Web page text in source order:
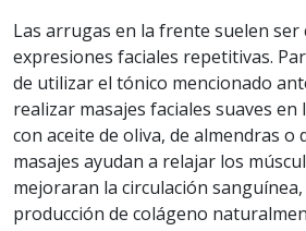
Las arrugas en la frente suelen ser
expresiones faciales repetitivas.
de utilizar el tónico mencionado
realizar masajes faciales suaves
con aceite de oliva, de almendras o
masajes ayudan a relajar los
mejoraran la circulación
producción de colágeno